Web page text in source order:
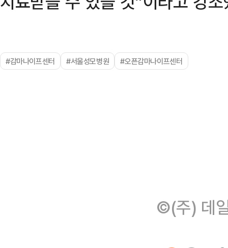
#감마나이프센터 #서울성모병원 #오픈감마나이프센터
©(주) 데